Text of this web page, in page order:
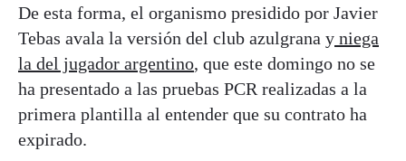
De esta forma, el organismo presidido por Javier
Tebas avala la versión del club azulgrana y niega
la del jugador argentino, que este domingo no se
ha presentado a las pruebas PCR realizadas a la
primera plantilla al entender que su contrato ha
expirado.